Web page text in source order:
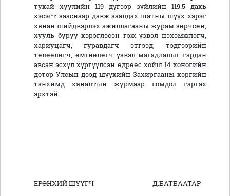
тухай хуулийн 119 дүгээр зүйлийн 119.5 дахь
хэсэгт зааснаар давж заалдах шатны шүүх хэрэг
хянан шийдвэрлэх ажиллагааны журам зөрчсөн,
хууль буруу хэрэглэсэн гэж үзвэл нэхэмжлэгч,
хариуцагч, гуравдагч этгээд, тэдгээрийн
төлөөлөгч, өмгөөлөгч үзвэл магадлалыг гардан
авсан эсхүл хүргүүлсэн өдрөөс хойш 14 хоногийн
дотор Улсын дээд шүүхийн Захиргааны хэргийн
танхимд хяналтын журмаар гомдол гаргах
эрхтэй.
ЕРӨНХИЙ ШҮҮГЧ Д.БАТБААТАР